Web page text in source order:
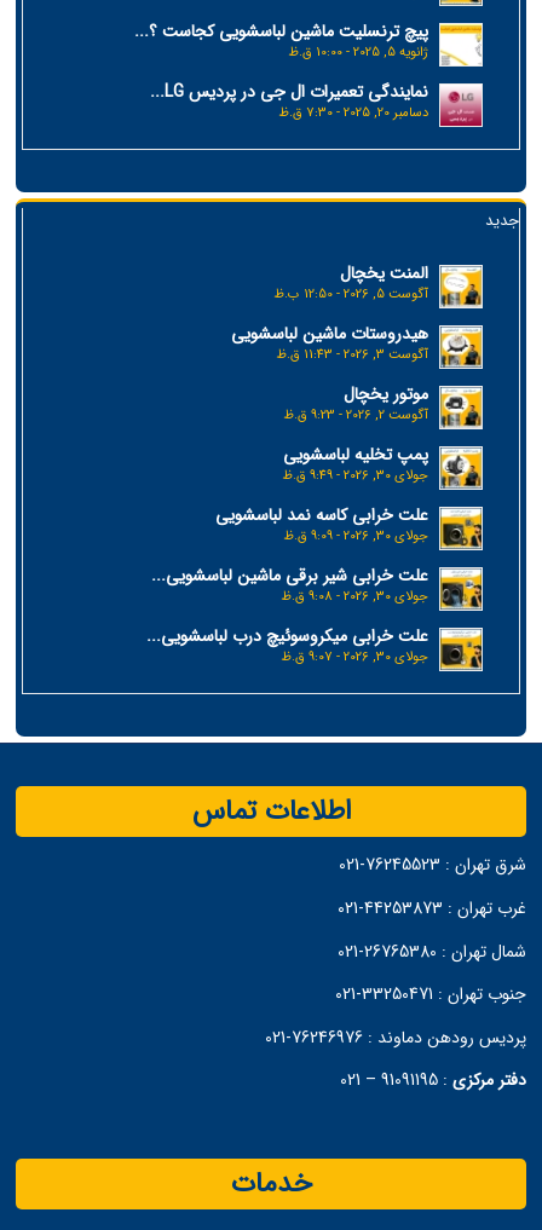
پیچ ترنسلیت ماشین لباسشویی کجاست ؟...
ژانویه 5, 2025 - 10:00 ق.ظ
نمایندگی تعمیرات ال جی در پردیس LG...
دسامبر 20, 2025 - 7:30 ق.ظ
جدید
المنت یخچال
آگوست 5, 2026 - 12:50 ب.ظ
هیدروستات ماشین لباسشویی
آگوست 3, 2026 - 11:43 ق.ظ
موتور یخچال
آگوست 2, 2026 - 9:23 ق.ظ
پمپ تخلیه لباسشویی
جولای 30, 2026 - 9:49 ق.ظ
علت خرابی کاسه نمد لباسشویی
جولای 30, 2026 - 9:09 ق.ظ
علت خرابی شیر برقی ماشین لباسشویی...
جولای 30, 2026 - 9:08 ق.ظ
علت خرابی میکروسوئیچ درب لباسشویی...
جولای 30, 2026 - 9:07 ق.ظ
اطلاعات تماس
شرق تهران : 76245523-021
غرب تهران : 44253873-021
شمال تهران :
جنوب تهران : 33250471-021
پردیس رودهن دماوند :76246976-021
دفتر مرکزی :
91091195 – 021
خدمات